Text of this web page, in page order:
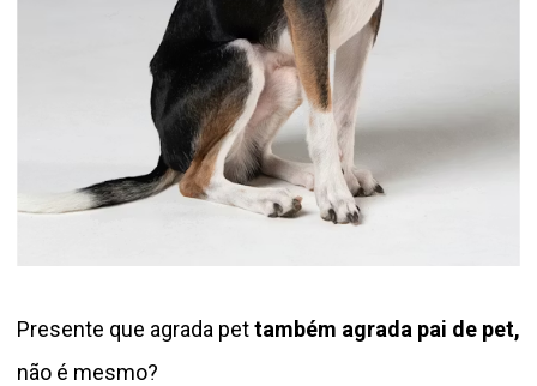
Presente que agrada pettambém agrada pai de pet,
não é mesmo?